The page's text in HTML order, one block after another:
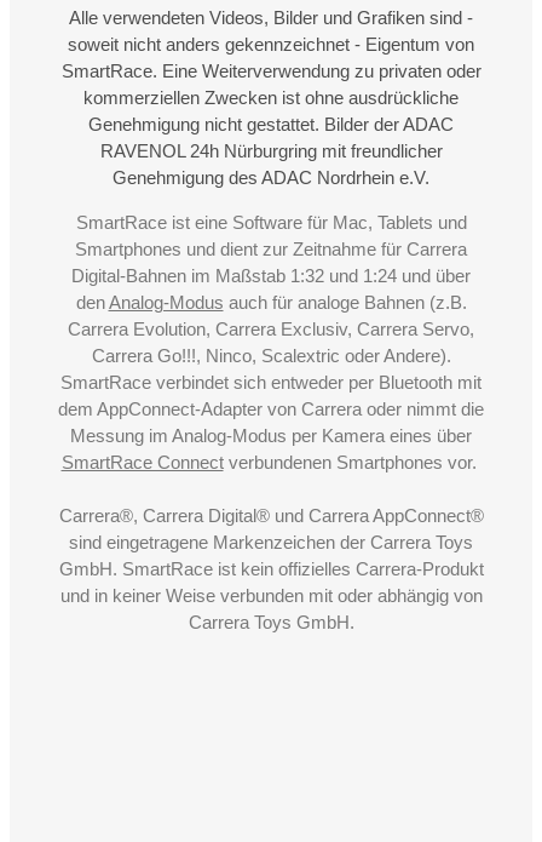
Alle verwendeten Videos, Bilder und Grafiken sind -
soweit nicht anders gekennzeichnet - Eigentum von
SmartRace. Eine Weiterverwendung zu privaten oder
kommerziellen Zwecken ist ohne ausdrückliche
Genehmigung nicht gestattet. Bilder der ADAC
RAVENOL 24h Nürburgring mit freundlicher
Genehmigung des ADAC Nordrhein e.V.
SmartRace ist eine Software für Mac, Tablets und
Smartphones und dient zur Zeitnahme für Carrera
Digital-Bahnen im Maßstab 1:32 und 1:24 und über
denAnalog-Modus auch für analoge Bahnen (z.B.
Carrera Evolution, Carrera Exclusiv, Carrera Servo,
Carrera Go!!!, Ninco, Scalextric oder Andere).
SmartRace verbindet sich entweder per Bluetooth mit
dem AppConnect-Adapter von Carrera oder nimmt die
Messung im Analog-Modus per Kamera eines über
SmartRace Connectverbundenen Smartphones vor.
Carrera®, Carrera Digital® und Carrera AppConnect®
sind eingetragene Markenzeichen der Carrera Toys
GmbH. SmartRace ist kein offizielles Carrera-Produkt
und in keiner Weise verbunden mit oder abhängig von
Carrera Toys GmbH.